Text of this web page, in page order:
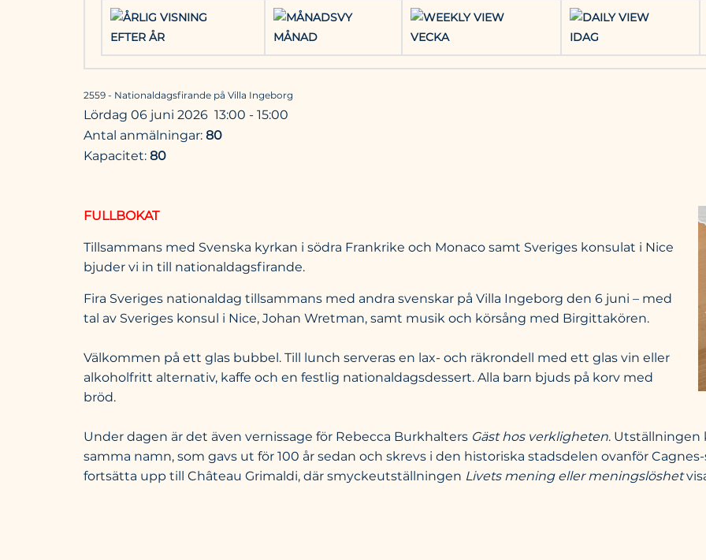
EFTER ÅR MÅNAD VECKA IDAG
2559 - Nationaldagsfirande på Villa Ingeborg
lördag 06 juni 2026 13:00 - 15:00
Antal anmälningar: 80
Kapacitet: 80
FULLBOKAT
Tillsammans med Svenska kyrkan i södra Frankrike och Monaco samt Sveriges konsulat i Nice
bjuder vi in till nationaldagsfirande.
Fira Sveriges nationaldag tillsammans med andra svenskar på Villa Ingeborg den 6 juni – med
tal av Sveriges konsul i Nice, Johan Wretman, samt musik och körsång med Birgittakören.
Välkommen på ett glas bubbel. Till lunch serveras en lax- och räkrondell med ett glas vin eller
alkoholfritt alternativ, kaffe och en festlig nationaldagsdessert. Alla barn bjuds på korv med
bröd.
Under dagen är det även vernissage för Rebecca Burkhalters Gäst hos verkligheten. Utställningen
samma namn, som gavs ut för 100 år sedan och skrevs i den historiska stadsdelen ovanför
fortsätta upp till Château Grimaldi, där smyckeutställningen Livets mening eller meningslöshet